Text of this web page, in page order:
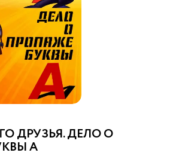
ДРУЗЬЯ. ДЕЛО О
А